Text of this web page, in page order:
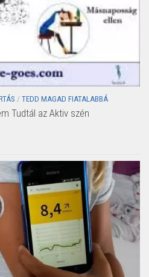
/ TEDD MAGAD FIATALABBÁ
Tudtál az Aktiv szén